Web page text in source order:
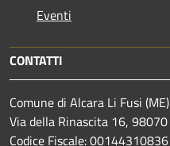
Eventi
CONTATTI
Comune di Alcara Li Fusi (ME)
Via della Rinascita 16, 98070
Codice Fiscale: 00144310836